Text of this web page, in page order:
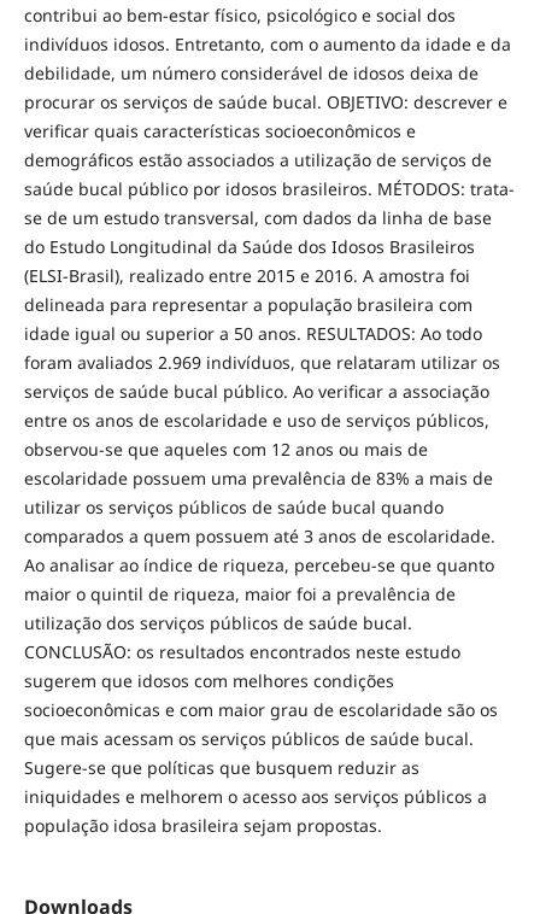
contribui ao bem-estar físico, psicológico e social dos
indivíduos idosos. Entretanto, com o aumento da idade e da
debilidade, um número considerável de idosos deixa de
procurar os serviços de saúde bucal. OBJETIVO: descrever e
verificar quais características socioeconômicos e
demográficos estão associados a utilização de serviços de
saúde bucal público por idosos brasileiros. MÉTODOS: trata-
se de um estudo transversal, com dados da linha de base
do Estudo Longitudinal da Saúde dos Idosos Brasileiros
(ELSI-Brasil), realizado entre 2015 e 2016. A amostra foi
delineada para representar a população brasileira com
idade igual ou superior a 50 anos. RESULTADOS: Ao todo
foram avaliados 2.969 indivíduos, que relataram utilizar os
serviços de saúde bucal público. Ao verificar a associação
entre os anos de escolaridade e uso de serviços públicos,
observou-se que aqueles com 12 anos ou mais de
escolaridade possuem uma prevalência de 83% a mais de
utilizar os serviços públicos de saúde bucal quando
comparados a quem possuem até 3 anos de escolaridade.
Ao analisar ao índice de riqueza, percebeu-se que quanto
maior o quintil de riqueza, maior foi a prevalência de
utilização dos serviços públicos de saúde bucal.
CONCLUSÃO: os resultados encontrados neste estudo
sugerem que idosos com melhores condições
socioeconômicas e com maior grau de escolaridade são os
que mais acessam os serviços públicos de saúde bucal.
Sugere-se que políticas que busquem reduzir as
iniquidades e melhorem o acesso aos serviços públicos a
população idosa brasileira sejam propostas.
Downloads